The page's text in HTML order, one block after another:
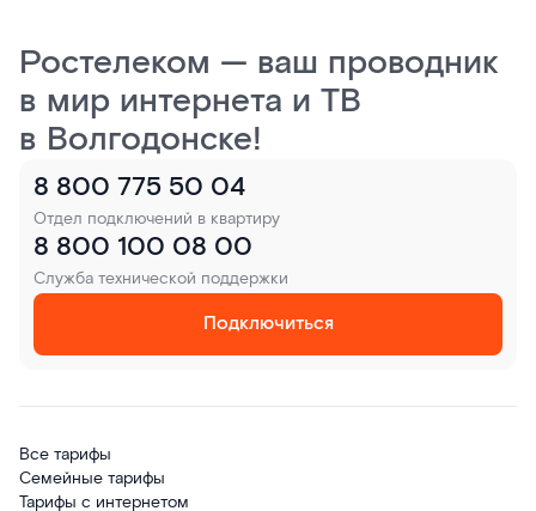
Ростелеком — ваш проводник
в мир интернета и ТВ
в Волгодонске!
8 800 775 50 04
Отдел подключений в квартиру
8 800 100 08 00
Служба технической поддержки
Подключиться
Все тарифы
Семейные тарифы
Тарифы с интернетом